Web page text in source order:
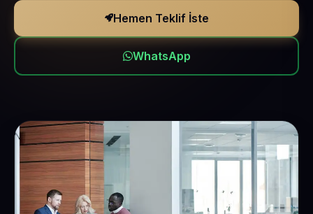
Hemen Teklif İste
WhatsApp